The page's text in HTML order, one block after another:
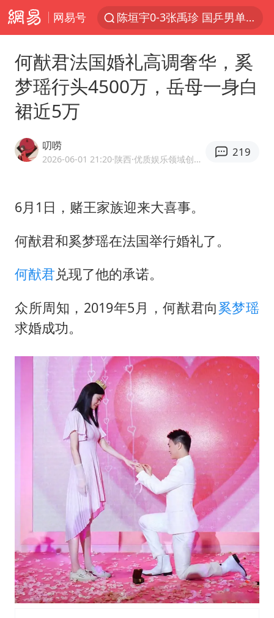
网易号
陈垣宇0-3张禹珍 国乒男单全军覆没
中巨芯：上半年归母净利润1405.77万元
四川宜宾高县4.9级地震致1死
日本试射“战斧”导弹，国防部回应
百花奖开幕式
我国外贸延续良好增长态势
“新疆阿勒泰八月能滑雪”不实
夯实基础开新局
何猷君法国婚礼高调奢华，奚
梦瑶行头4500万，岳母一身白
裙近5万
叨唠
2026-06-01 21:20·陕西 ·优质娱乐领域创作者
219
6月1日，赌王家族迎来大喜事。
何猷君和奚梦瑶在法国举行婚礼了。
何猷君 兑现了他的承诺。
众所周知，2019年5月，何猷君向奚梦瑶
求婚成功。